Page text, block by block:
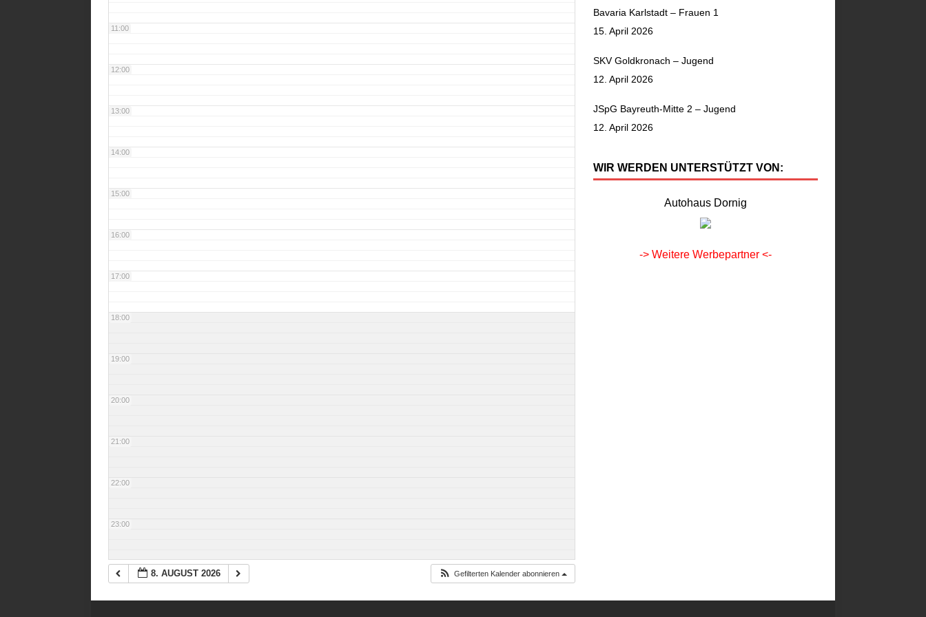
11:00
12:00
13:00
14:00
15:00
16:00
17:00
18:00
19:00
20:00
21:00
22:00
23:00
8. AUGUST 2026 Gefilterten Kalender abonnieren
Bavaria Karlstadt – Frauen 1
15. April 2026
SKV Goldkronach – Jugend
12. April 2026
JSpG Bayreuth-Mitte 2 – Jugend
12. April 2026
WIR WERDEN UNTERSTÜTZT VON:
Autohaus Dornig
-> Weitere Werbepartner <-